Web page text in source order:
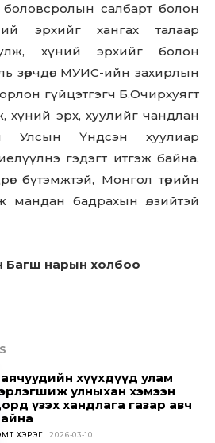
салбарт болон
эрхийг хангах талаар
хүний эрхийг болон
зөрчдөг МУИС-ийн захирлын
гүйцэтгэгч Б.Очирхуягт
хүний эрх, хуулийг чандлан
Улсын Үндсэн хуулиар
гэдэгт итгэж байна.
бүтэмжтэй, Монгол төрийн
мандан бадрахын өлзийтэй
Багш нарын холбоо
хүүхдүүд улам
улныхан хэмээн
үзэх хандлага газар авч
ХЭРЭГ 2026-03-10